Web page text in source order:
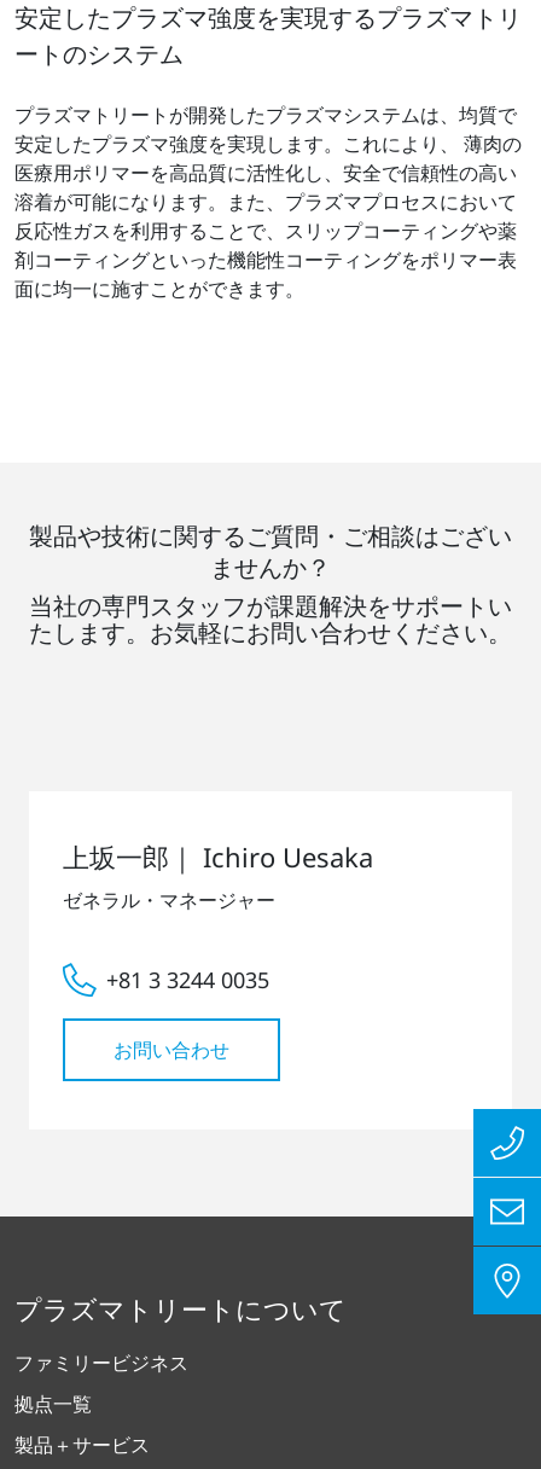
安定したプラズマ強度を実現するプラズマトリ
ートのシステム
プラズマトリートが開発したプラズマシステムは、均質で
安定したプラズマ強度を実現します。これにより、 薄肉の
医療用ポリマーを高品質に活性化し、安全で信頼性の高い
溶着が可能になります。また、プラズマプロセスにおいて
反応性ガスを利用することで、スリップコーティングや薬
剤コーティングといった機能性コーティングをポリマー表
面に均一に施すことができます。
製品や技術に関するご質問・ご相談はござい
ませんか？
当社の専門スタッフが課題解決をサポートい
たします。お気軽にお問い合わせください。
上坂一郎｜ Ichiro Uesaka
ゼネラル・マネージャー
+81 3 3244 0035
お問い合わせ
プラズマトリートについて
ファミリービジネス
拠点一覧
製品＋サービス